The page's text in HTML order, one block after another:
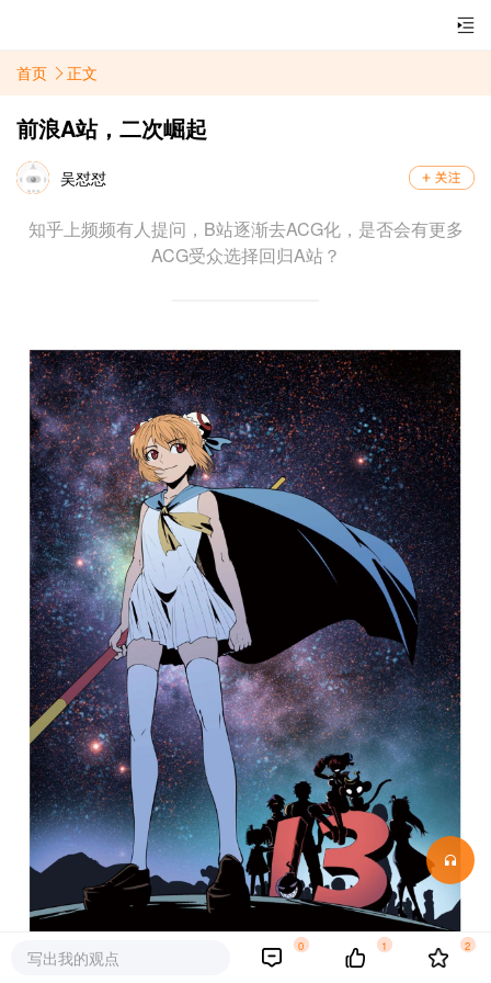
首页 正文
前浪A站，二次崛起
吴怼怼
知乎上频频有人提问，B站逐渐去ACG化，是否会有更多
ACG受众选择回归A站？
写出我的观点
0 1 2